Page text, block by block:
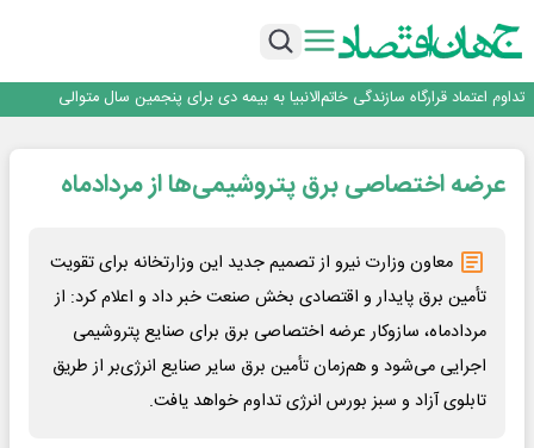
هم‌افزایی تامین سرمایه تمدن و رسانه‌ها برای توسعه بازار سرمایه
تداوم اعتماد قرارگاه سازندگی خاتم‌الانبیا به بیمه دی برای پنجمین سال متوالی
آموزش بر مبنای نیاز بازار کار؛ محور اصلی طرح مهارت‌آموزی سربازان
هم‌افزایی تامین سرمایه تمدن و رسانه‌ها برای توسعه بازار سرمایه
اعتماد، مهم‌ترین سرمایه بانک و رسانه است
عرضه اختصاصی برق پتروشیمی‌ها از مردادماه
معاون وزارت نیرو از تصمیم جدید این وزارتخانه برای تقویت
تأمین برق پایدار و اقتصادی بخش صنعت خبر داد و اعلام کرد: از
مردادماه، سازوکار عرضه اختصاصی برق برای صنایع پتروشیمی
اجرایی می‌شود و هم‌زمان تأمین برق سایر صنایع انرژی‌بر از طریق
تابلوی آزاد و سبز بورس انرژی تداوم خواهد یافت.